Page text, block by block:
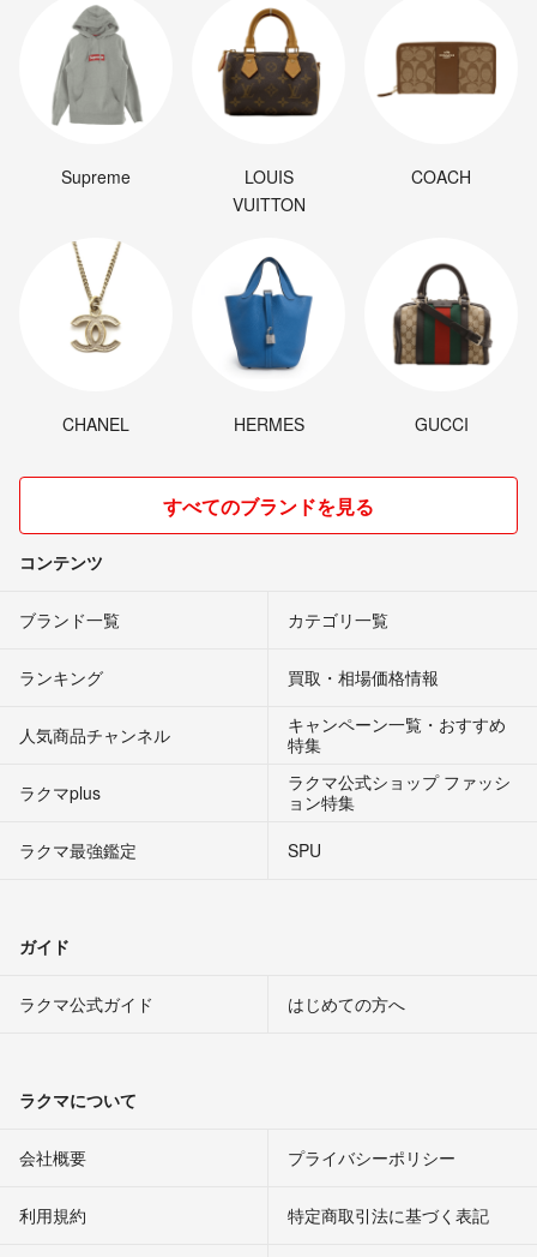
Supreme
LOUIS
VUITTON
COACH
CHANEL HERMES GUCCI
すべてのブランドを見る
コンテンツ
ブランド一覧 カテゴリ一覧
ランキング 買取・相場価格情報
人気商品チャンネル
キャンペーン一覧・おすすめ
特集
ラクマplus
ラクマ公式ショップ ファッシ
ョン特集
ラクマ最強鑑定
SPU
ガイド
ラクマ公式ガイド はじめての方へ
ラクマについて
会社概要 プライバシーポリシー
利用規約 特定商取引法に基づく表記